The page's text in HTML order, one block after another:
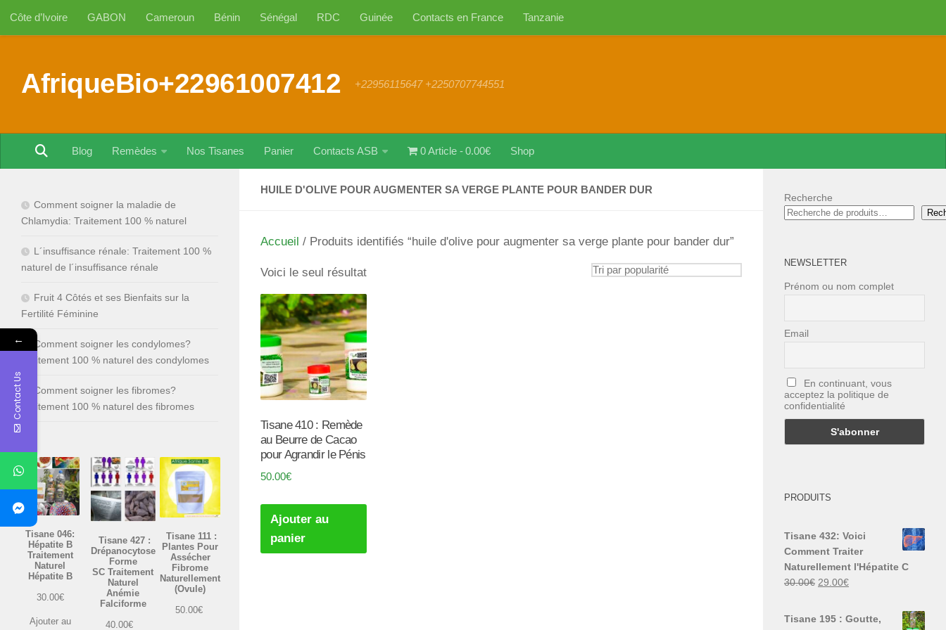
Au dessous du contenu
Côte d’Ivoire GABON Cameroun Bénin Sénégal RDC Guinée Contacts en France Tanzanie
AfriqueBio+22961007412 +22956115647 +2250707744551
Blog Remèdes Nos Tisanes Panier Contacts ASB 0 Article 0.00€ Shop
HUILE D'OLIVE POUR AUGMENTER SA VERGE PLANTE POUR BANDER DUR
Accueil / Produits identifiés “huile d'olive pour augmenter sa verge plante pour bander dur”
Voici le seul résultat
Tisane 410 : Remède
au Beurre de Cacao
pour Agrandir le Pénis
50.00€
Ajouter au
panier
Comment soigner la maladie de
Chlamydia: Traitement 100 % naturel
L´insuffisance rénale: Traitement 100 %
naturel de l´insuffisance rénale
Fruit 4 Côtés et ses Bienfaits sur la
Fertilité Féminine
Comment soigner les condylomes?
Traitement 100 % naturel des condylomes
Comment soigner les fibromes?
Traitement 100 % naturel des fibromes
Tisane 046:
Hépatite B
Traitement
Naturel
Hépatite B
30.00€
Ajouter au
Tisane 427 :
Drépanocytose
Forme
SC Traitement
Naturel
Anémie
Falciforme
40.00€
Tisane 111 :
Plantes Pour
Assécher
Fibrome
Naturellement
(Ovule)
50.00€
Recherche
NEWSLETTER
Prénom ou nom complet
Email
En continuant, vous
acceptez la politique de
confidentialité
PRODUITS
Tisane 432: Voici
Comment Traiter
Naturellement l'Hépatite C
30.00€ Le
29.00€Le
Tisane 195 : Goutte,
←
Contact Us